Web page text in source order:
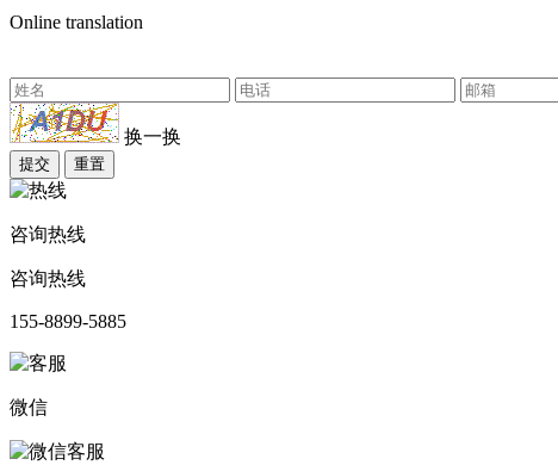
Online translation
换一换
提交 重置
咨询热线
咨询热线
155-8899-5885
微信